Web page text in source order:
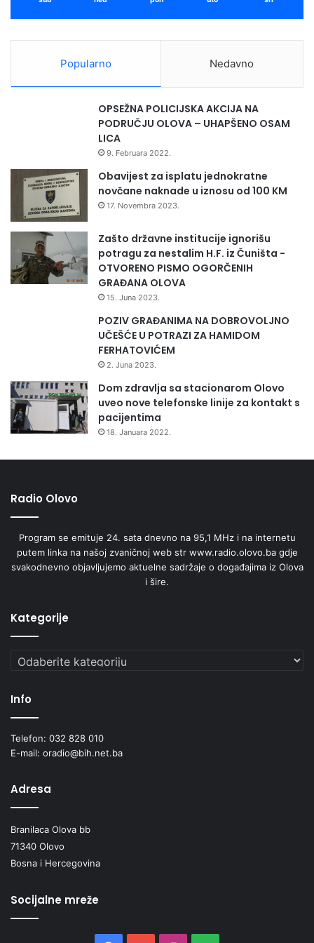
Popularno Nedavno
OPSEŽNA POLICIJSKA AKCIJA NA
PODRUČJU OLOVA – UHAPŠENO OSAM
LICA
9. Februara 2022.
Obavijest za isplatu jednokratne
novčane naknade u iznosu od 100 KM
17. Novembra 2023.
Zašto državne institucije ignorišu
potragu za nestalim H.F. iz Čuništa -
OTVORENO PISMO OGORČENIH
GRAĐANA OLOVA
15. Juna 2023.
POZIV GRAĐANIMA NA DOBROVOLJNO
UČEŠĆE U POTRAZI ZA HAMIDOM
FERHATOVIĆEM
2. Juna 2023.
Dom zdravlja sa stacionarom Olovo
uveo nove telefonske linije za kontakt s
pacijentima
18. Januara 2022.
Radio Olovo
Program se emituje 24. sata dnevno na 95,1 MHz i na internetu
putem linka na našoj zvaničnoj web str www.radio.olovo.ba gdje
svakodnevno objavljujemo aktuelne sadržaje o događajima iz Olova
i šire.
Kategorije
Kategorije
Info
Telefon: 032 828 010
E-mail: oradio@bih.net.ba
Adresa
Branilaca Olova bb
71340 Olovo
Bosna i Hercegovina
Socijalne mreže